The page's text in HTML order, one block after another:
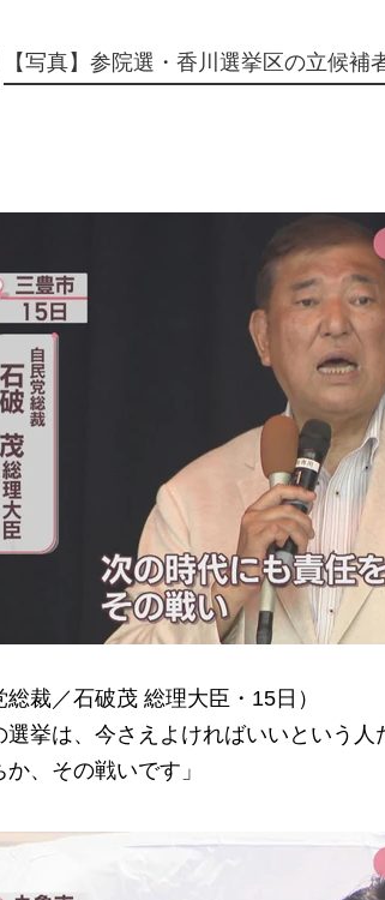
【写真】参院選・香川選挙区の立候補
総裁／石破茂 総理大臣・15日）
選挙は、今さえよければいいという
か、その戦いです」